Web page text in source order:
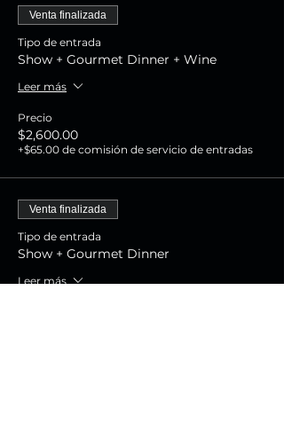
Venta finalizada
Tipo de entrada
Show + Gourmet Dinner + Wine
Leer más
Precio
$2,600.00
+$65.00 de comisión de servicio de entradas
Venta finalizada
Tipo de entrada
Show + Gourmet Dinner
Leer más